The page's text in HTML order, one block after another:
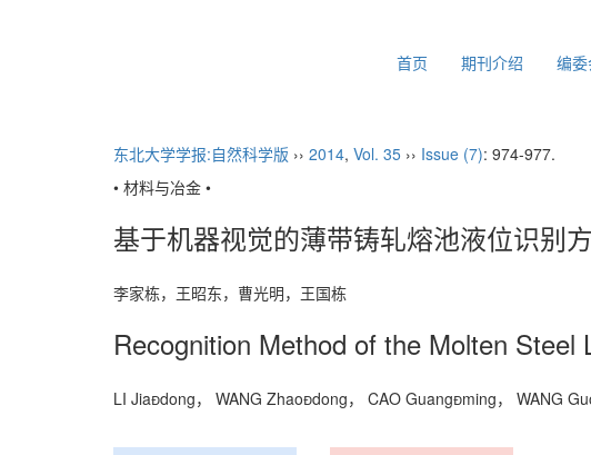
首页 期刊介绍 编
东北大学学报:自然科学版 ›› 2014, Vol. 35 ›› Issue (7): 974-977.
• 材料与冶金 •
基于机器视觉的薄带铸轧熔池液位识别
李家栋，王昭东，曹光明，王国栋
Recognition Method of the Molten
LI Jiadong， WANG Zhaodong， CAO Guangming， WANG